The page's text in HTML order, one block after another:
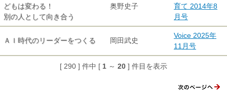
どもは変わる！
別の人として向き合う
奥野史子
育て 2014年8
月号
ＡＩ時代のリーダーをつくる 岡田武史
Voice 2025年
11月号
[ 290 ] 件中 [ 1 ～ 20 ] 件目を表示